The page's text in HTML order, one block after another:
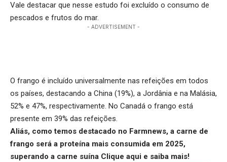
Vale destacar que nesse estudo foi excluído o consumo de
pescados e frutos do mar.
- ADVERTISEMENT -
O frango é incluído universalmente nas refeições em todos
os países, destacando a China (19%), a Jordânia e na Malásia,
52% e 47%, respectivamente. No Canadá o frango está
presente em 39% das refeições.
Aliás, como temos destacado no Farmnews, a carne de
frango será a proteína mais consumida em 2025,
superando a carne suína Clique aqui e saiba mais!